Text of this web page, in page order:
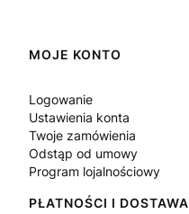
Linki w stopce
MOJE KONTO
Logowanie
Ustawienia konta
Twoje zamówienia
Odstąp od umowy
Program lojalnościowy
PŁATNOŚCI I DOSTAWA